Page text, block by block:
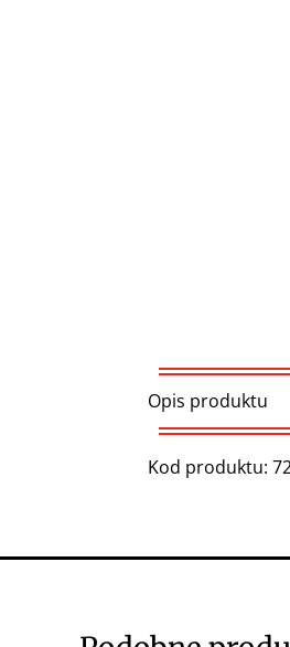
Opis produktu
Kod produktu: